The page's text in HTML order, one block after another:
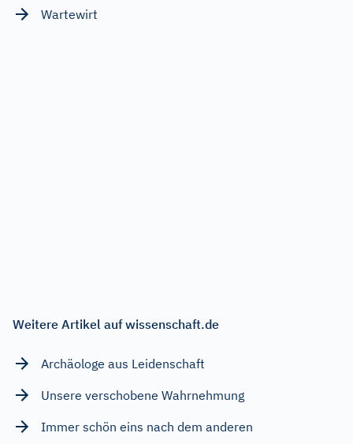
Wartewirt
Weitere Artikel auf wissenschaft.de
Archäologe aus Leidenschaft
Unsere verschobene Wahrnehmung
Immer schön eins nach dem anderen